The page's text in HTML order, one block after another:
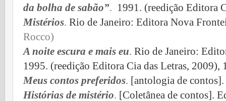
da bolha de sabão”. 1991. (reedição Editora
Mistérios. Rio de Janeiro: Editora Nova
Rocco)
A noite escura e mais eu. Rio de Janeiro:
1995. (reedição Editora Cia das Letras, 2009),
Meus contos preferidos. [antologia de
Histórias de mistério. [Coletânea de contos].